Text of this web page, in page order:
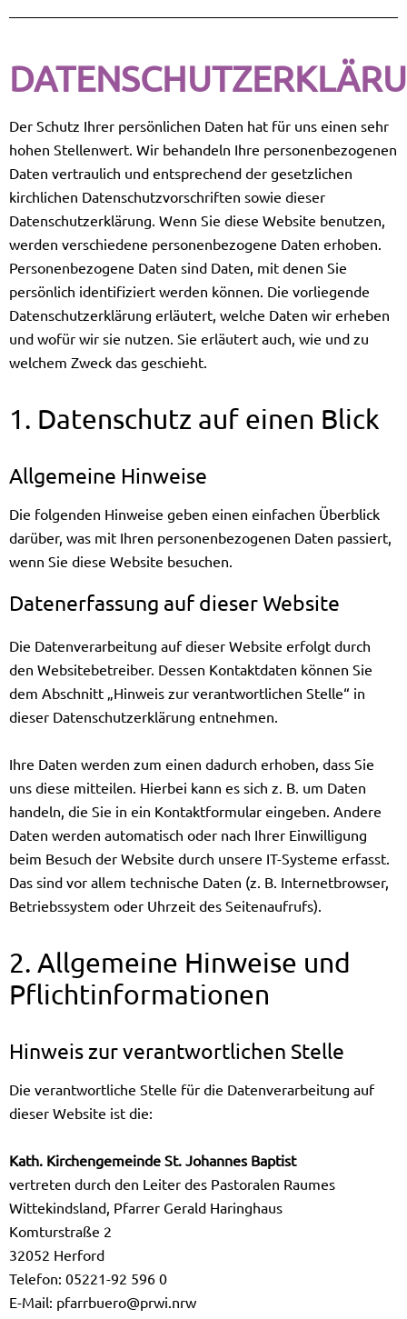
Der Schutz Ihrer persönlichen Daten hat für uns einen sehr
hohen Stellenwert. Wir behandeln Ihre personenbezogenen
Daten vertraulich und entsprechend der gesetzlichen
kirchlichen Datenschutzvorschriften sowie dieser
Datenschutzerklärung. Wenn Sie diese Website benutzen,
werden verschiedene personenbezogene Daten erhoben.
Personenbezogene Daten sind Daten, mit denen Sie
persönlich identifiziert werden können. Die vorliegende
Datenschutzerklärung erläutert, welche Daten wir erheben
und wofür wir sie nutzen. Sie erläutert auch, wie und zu
welchem Zweck das geschieht.
1. Datenschutz auf einen Blick
Allgemeine Hinweise
Die folgenden Hinweise geben einen einfachen Überblick
darüber, was mit Ihren personenbezogenen Daten passiert,
wenn Sie diese Website besuchen.
Datenerfassung auf dieser Website
Die Datenverarbeitung auf dieser Website erfolgt durch
den Websitebetreiber. Dessen Kontaktdaten können Sie
dem Abschnitt „Hinweis zur verantwortlichen Stelle“ in
dieser Datenschutzerklärung entnehmen.
Ihre Daten werden zum einen dadurch erhoben, dass Sie
uns diese mitteilen. Hierbei kann es sich z. B. um Daten
handeln, die Sie in ein Kontaktformular eingeben. Andere
Daten werden automatisch oder nach Ihrer Einwilligung
beim Besuch der Website durch unsere IT-Systeme erfasst.
Das sind vor allem technische Daten (z. B. Internetbrowser,
Betriebssystem oder Uhrzeit des Seitenaufrufs).
2. Allgemeine Hinweise und
Pflichtinformationen
Hinweis zur verantwortlichen Stelle
Die verantwortliche Stelle für die Datenverarbeitung auf
dieser Website ist die:
Kath. Kirchengemeinde St. Johannes Baptist
vertreten durch den Leiter des Pastoralen Raumes
Wittekindsland, Pfarrer Gerald Haringhaus
Komturstraße 2
32052 Herford
Telefon: 05221-92 596 0
E-Mail: pfarrbuero@prwi.nrw